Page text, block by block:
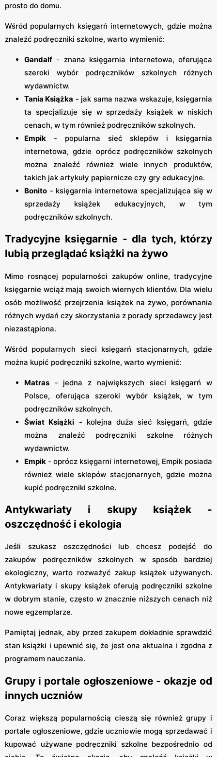
prosto do domu.
Wśród popularnych księgarń internetowych, gdzie można
znaleźć podręczniki szkolne, warto wymienić:
Gandalf - znana księgarnia internetowa, oferująca
szeroki wybór podręczników szkolnych różnych
wydawnictw.
Tania Książka - jak sama nazwa wskazuje, księgarnia
ta specjalizuje się w sprzedaży książek w niskich
cenach, w tym również podręczników szkolnych.
Empik - popularna sieć sklepów i księgarnia
internetowa, gdzie oprócz podręczników szkolnych
można znaleźć również wiele innych produktów,
takich jak artykuły papiernicze czy gry edukacyjne.
Bonito - księgarnia internetowa specjalizująca się w
sprzedaży książek edukacyjnych, w tym
podręczników szkolnych.
Tradycyjne księgarnie - dla tych, którzy
lubią przeglądać książki na żywo
Mimo rosnącej popularności zakupów online, tradycyjne
księgarnie wciąż mają swoich wiernych klientów. Dla wielu
osób możliwość przejrzenia książek na żywo, porównania
różnych wydań czy skorzystania z porady sprzedawcy jest
niezastąpiona.
Wśród popularnych sieci księgarń stacjonarnych, gdzie
można kupić podręczniki szkolne, warto wymienić:
Matras - jedna z największych sieci księgarń w
Polsce, oferująca szeroki wybór książek, w tym
podręczników szkolnych.
Świat Książki - kolejna duża sieć księgarń, gdzie
można znaleźć podręczniki szkolne różnych
wydawnictw.
Empik - oprócz księgarni internetowej, Empik posiada
również wiele sklepów stacjonarnych, gdzie można
kupić podręczniki szkolne.
Antykwariaty i skupy książek -
oszczędność i ekologia
Jeśli szukasz oszczędności lub chcesz podejść do
zakupów podręczników szkolnych w sposób bardziej
ekologiczny, warto rozważyć zakup książek używanych.
Antykwariaty i skupy książek oferują podręczniki szkolne
w dobrym stanie, często w znacznie niższych cenach niż
nowe egzemplarze.
Pamiętaj jednak, aby przed zakupem dokładnie sprawdzić
stan książki i upewnić się, że jest ona aktualna i zgodna z
programem nauczania.
Grupy i portale ogłoszeniowe - okazje od
innych uczniów
Coraz większą popularnością cieszą się również grupy i
portale ogłoszeniowe, gdzie uczniowie mogą sprzedawać i
kupować używane podręczniki szkolne bezpośrednio od